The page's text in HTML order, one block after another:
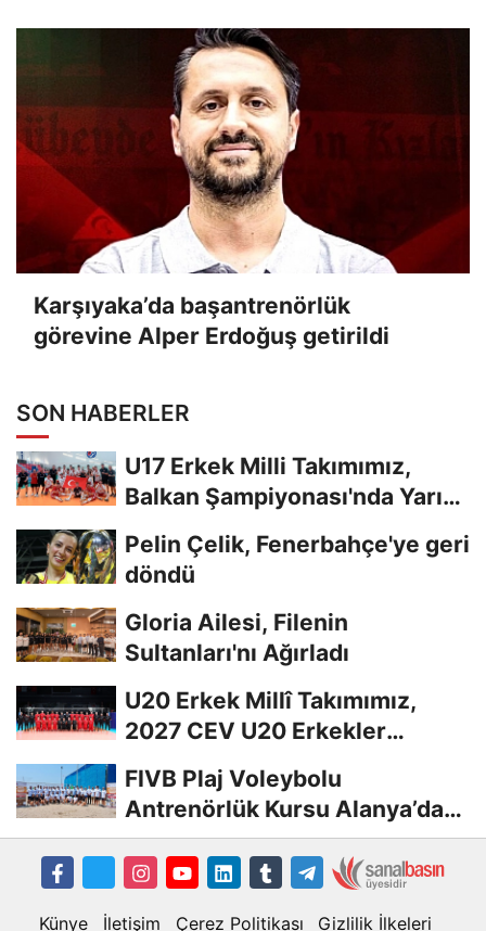
Karşıyaka’da başantrenörlük
görevine Alper Erdoğuş getirildi
SON HABERLER
U17 Erkek Milli Takımımız,
Balkan Şampiyonası'nda Yarı
Pelin Çelik, Fenerbahçe'ye geri
döndü
Gloria Ailesi, Filenin
Sultanları'nı Ağırladı
U20 Erkek Millî Takımımız,
2027 CEV U20 Erkekler
FIVB Plaj Voleybolu
Antrenörlük Kursu Alanya’da
Başladı
Künye İletişim Çerez Politikası Gizlilik İlkeleri